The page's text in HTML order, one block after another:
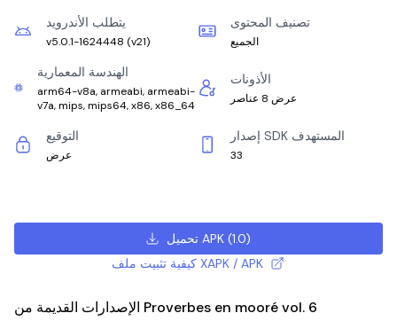
يتطلب الأندرويد
v5.0.1-1624448 (v21)
تصنيف المحتوى
الجميع
الهندسة المعمارية
arm64-v8a, armeabi, armeabi-
v7a, mips, mips64, x86, x86_64
الأذونات
عرض 8 عناصر
التوقيع
عرض
إصدار SDK المستهدف
33
تحميل APK (1.0)
كيفية تثبيت ملف XAPK / APK
الإصدارات القديمة من Proverbes en mooré vol. 6